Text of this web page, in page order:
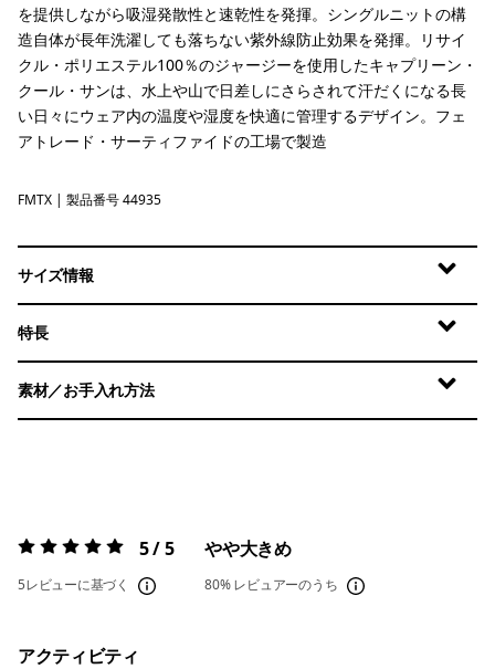
を提供しながら吸湿発散性と速乾性を発揮。シングルニットの構
造自体が長年洗濯しても落ちない紫外線防止効果を発揮。リサイ
クル・ポリエステル100％のジャージーを使用したキャプリーン・
クール・サンは、水上や山で日差しにさらされて汗だくになる長
い日々にウェア内の温度や湿度を快適に管理するデザイン。フェ
アトレード・サーティファイドの工場で製造
Fuzzy Mauve - Moonrise Taupe X-Dye
FMTX | 製品番号 44935
サイズ情報
特長
素材／お手入れ方法
評価:5 / 5 5 / 5
5レビューに基づく
やや大きめ
80%レビュアーのうち
アクティビティ